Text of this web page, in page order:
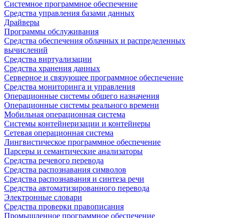
Системное программное обеспечение
Средства управления базами данных
Драйверы
Программы обслуживания
Средства обеспечения облачных и распределенных
вычислений
Средства виртуализации
Средства хранения данных
Серверное и связующее программное обеспечение
Средства мониторинга и управления
Операционные системы общего назначения
Операционные системы реального времени
Мобильная операционная система
Системы контейнеризации и контейнеры
Сетевая операционная система
Лингвистическое программное обеспечение
Парсеры и семантические анализаторы
Средства речевого перевода
Средства распознавания символов
Средства распознавания и синтеза речи
Средства автоматизированного перевода
Электронные словари
Средства проверки правописания
Промышленное программное обеспечение